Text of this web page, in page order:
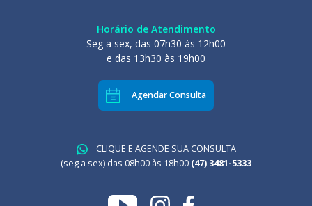
Horário de Atendimento
Seg a sex, das 07h30 às 12h00
e das 13h30 às 19h00
Agendar Consulta
CLIQUE E AGENDE SUA CONSULTA
(seg a sex) das 08h00 às 18h00 (47) 3481-5333